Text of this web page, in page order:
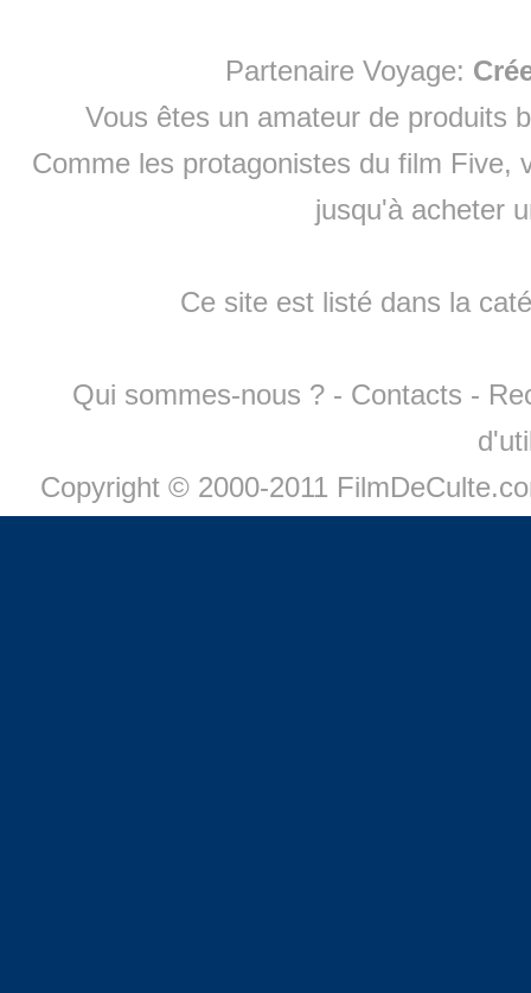
Partenaire Voyage:
Vous êtes un amateur de produits
Comme les protagonistes du film Five,
jusqu'à acheter
Ce site est listé dans la
Qui sommes-nous ? - Contacts -
Copyright © 2000-2011